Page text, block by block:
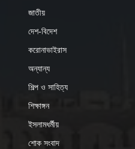
জাতীয়
দেশ-বিদেশ
করোনাভাইরাস
অন্যান্য
শিল্প ও সাহিত্য
শিক্ষাঙ্গন
ইসলামধর্মীয়
শোক সংবাদ